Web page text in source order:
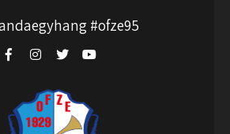
#ofze95